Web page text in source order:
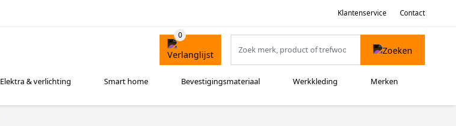
Klantenservice Contact
Elektra & verlichting Smart home Bevestigingsmateriaal Werkkleding Merken